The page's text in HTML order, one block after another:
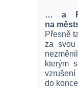
… a
na
Přesně
za
kterým
do